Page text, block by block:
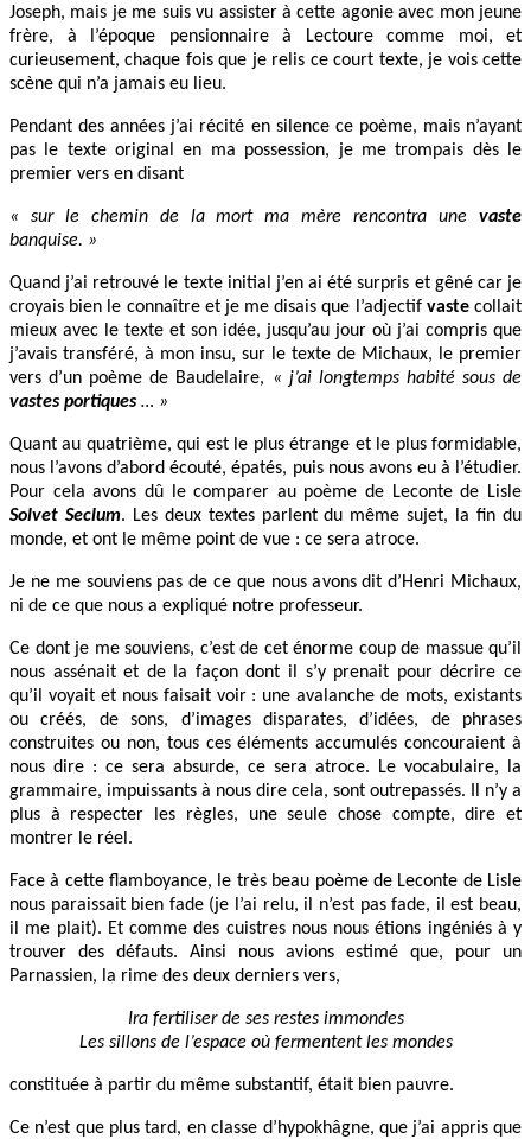
Joseph, mais je me suis vu assister à cette agonie avec mon jeune
frère, à l’époque pensionnaire à Lectoure comme moi, et
curieusement, chaque fois que je relis ce court texte, je vois cette
scène qui n’a jamais eu lieu.
Pendant des années j’ai récité en silence ce poème, mais n’ayant
pas le texte original en ma possession, je me trompais dès le
premier vers en disant
« sur le chemin de la mort ma mère rencontra une vaste
banquise. »
Quand j’ai retrouvé le texte initial j’en ai été surpris et gêné car je
croyais bien le connaître et je me disais que l’adjectif vastecollait
mieux avec le texte et son idée, jusqu’au jour où j’ai compris que
j’avais transféré, à mon insu, sur le texte de Michaux, le premier
vers d’un poème de Baudelaire, « j’ai longtemps habité sous de
vastes portiques… »
Quant au quatrième, qui est le plus étrange et le plus formidable,
nous l’avons d’abord écouté, épatés, puis nous avons eu à l’étudier.
Pour cela avons dû le comparer au poème de Leconte de Lisle
Solvet Seclum. Les deux textes parlent du même sujet, la fin du
monde, et ont le même point de vue : ce sera atroce.
Je ne me souviens pas de ce que nous avons dit d’Henri Michaux,
ni de ce que nous a expliqué notre professeur.
Ce dont je me souviens, c’est de cet énorme coup de massue qu’il
nous assénait et de la façon dont il s’y prenait pour décrire ce
qu’il voyait et nous faisait voir : une avalanche de mots, existants
ou créés, de sons, d’images disparates, d’idées, de phrases
construites ou non, tous ces éléments accumulés concouraient à
nous dire : ce sera absurde, ce sera atroce. Le vocabulaire, la
grammaire, impuissants à nous dire cela, sont outrepassés. Il n’y a
plus à respecter les règles, une seule chose compte, dire et
montrer le réel.
Face à cette flamboyance, le très beau poème de Leconte de Lisle
nous paraissait bien fade (je l’ai relu, il n’est pas fade, il est beau,
il me plait). Et comme des cuistres nous nous étions ingéniés à y
trouver des défauts. Ainsi nous avions estimé que, pour un
Parnassien, la rime des deux derniers vers,
Ira fertiliser de ses restes immondes
Les sillons de l’espace où fermentent les mondes
constituée à partir du même substantif, était bien pauvre.
Ce n’est que plus tard, en classe d’hypokhâgne, que j’ai appris que